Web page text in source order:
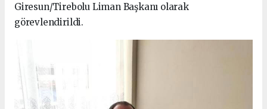
Giresun/Tirebolu Liman Başkanı olarak
görevlendirildi.